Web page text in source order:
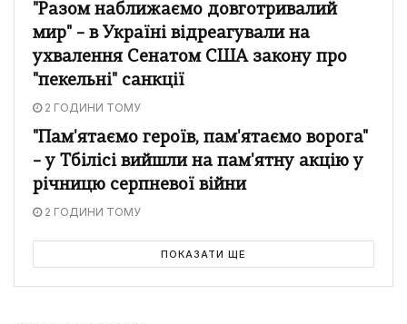
"Разом наближаємо довготривалий
мир" – в Україні відреагували на
ухвалення Сенатом США закону про
"пекельні" санкції
2 ГОДИНИ ТОМУ
"Пам'ятаємо героїв, пам'ятаємо ворога"
– у Тбілісі вийшли на пам'ятну акцію у
річницю серпневої війни
2 ГОДИНИ ТОМУ
ПОКАЗАТИ ЩЕ